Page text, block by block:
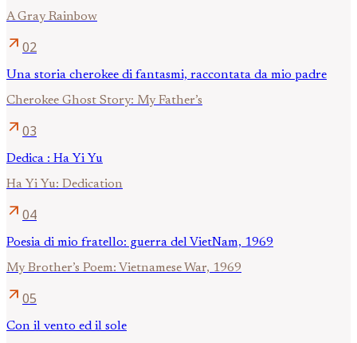
A Gray Rainbow
arrow_outward 02
Una storia cherokee di fantasmi, raccontata da mio padre
Cherokee Ghost Story: My Father’s
arrow_outward 03
Dedica : Ha Yi Yu
Ha Yi Yu: Dedication
arrow_outward 04
Poesia di mio fratello: guerra del VietNam, 1969
My Brother’s Poem: Vietnamese War, 1969
arrow_outward 05
Con il vento ed il sole